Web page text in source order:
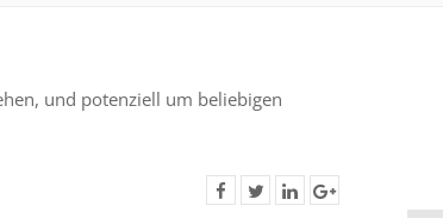
und potenziell um beliebigen